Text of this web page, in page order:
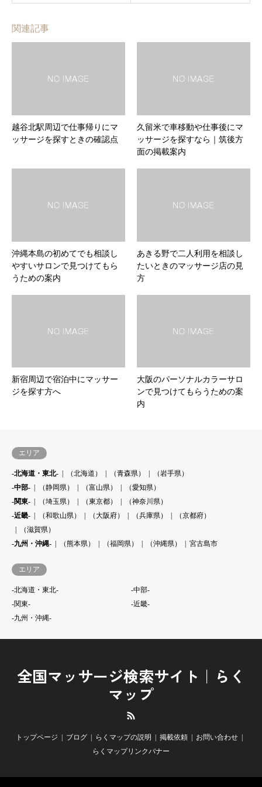
関連記事
越谷北駅周辺で仕事帰りにマ
ッサージを探すときの確認点
久留米で車移動や仕事後にマ
ッサージを探すなら｜筑後方
面の掲載案内
沖縄本島の初めてでも相談し
やすいサロンで見つけてもら
うための案内
あきる野で二人利用を相談し
たいときのマッサージ店の見
方
新宿周辺で宿泊中にマッサー
ジを探す方へ
大阪のパーソナルカラーサロ
ンで見つけてもらうための案
内
エリア
-北海道・東北- （北海道） （青森県）
（岩手県）
-中部-
（静岡県） （富山県）
（愛知県）
-関東-
（埼玉県） （東京都）
（神奈川県）
-近畿-
（和歌山県） （大阪府） （兵庫県）
（京都府）
（滋賀県）
-九州・沖縄-
（熊本県） （福岡県） （沖縄県） 宮古島市
エリア
-北海道・東北-
-中部-
-関東-
-近畿-
-九州・沖縄-
全国マッサージ検索サイト｜らく
マップ
トップページ ブログ らくマップの説明 掲載依頼
お問い合わせ
らくマップリンクバナー